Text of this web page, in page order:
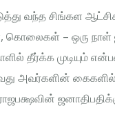
வந்த சிங்கள
– ஒரு நாள்
தீர்க்க முடியும்
அவர்களின் கைகளில்